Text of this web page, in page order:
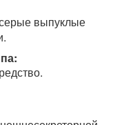
выпуклые